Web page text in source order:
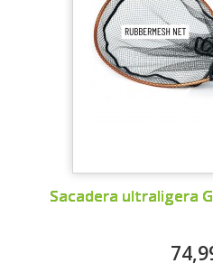
Sacadera ultraligera